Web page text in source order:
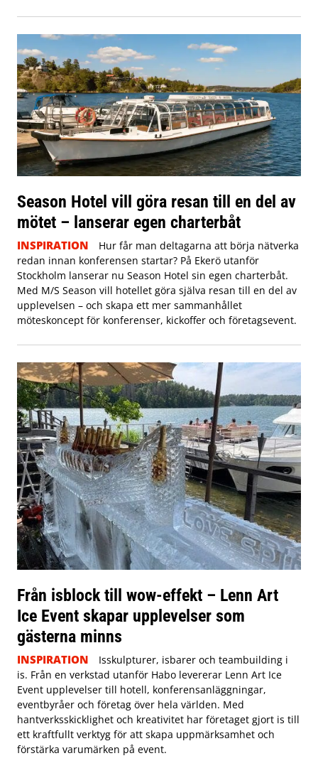
Season Hotel vill göra resan till en del av
mötet – lanserar egen charterbåt
INSPIRATION
Hur får man deltagarna att börja nätverka
redan innan konferensen startar? På Ekerö utanför
Stockholm lanserar nu Season Hotel sin egen charterbåt.
Med M/S Season vill hotellet göra själva resan till en del av
upplevelsen – och skapa ett mer sammanhållet
möteskoncept för konferenser, kickoffer och företagsevent.
Från isblock till wow-effekt – Lenn Art
Ice Event skapar upplevelser som
gästerna minns
INSPIRATION
Isskulpturer, isbarer och teambuilding i
is. Från en verkstad utanför Habo levererar Lenn Art Ice
Event upplevelser till hotell, konferensanläggningar,
eventbyråer och företag över hela världen. Med
hantverksskicklighet och kreativitet har företaget gjort is till
ett kraftfullt verktyg för att skapa uppmärksamhet och
förstärka varumärken på event.